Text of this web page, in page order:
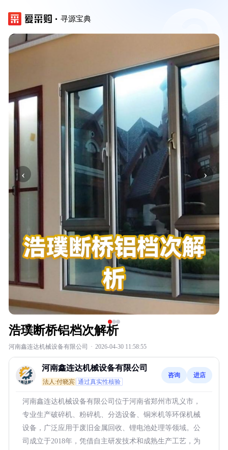
寻源宝典
‹ ›
浩璞断桥铝档次解析
河南鑫连达机械设备有限公司 · 2026-04-30 11:58:55
河南鑫连达机械设备有限公司
法人:付晓宾 通过真实性核验
咨询 进店
河南鑫连达机械设备有限公司位于河南省郑州市巩义市，
专业生产破碎机、粉碎机、分选设备、铜米机等环保机械
设备，广泛应用于废旧金属回收、锂电池处理等领域。公
司成立于2018年，凭借自主研发技术和成熟生产工艺，为